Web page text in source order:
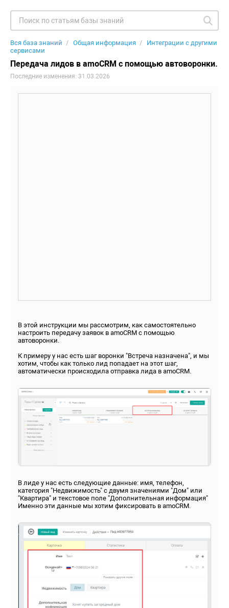
Вся база знаний Общая информация
Интеграции с другими
сервисами
Передача лидов в amoCRM с помощью автоворонки.
Последние изменения: 31.03.2026
В этой инструкции мы рассмотрим, как самостоятельно
настроить передачу заявок в amoCRM с помощью
автоворонки.
К примеру у нас есть шаг воронки "Встреча назначена", и мы
хотим, чтобы как только лид попадает на этот шаг,
автоматически происходила отправка лида в amoCRM.
В лиде у нас есть следующие данные: имя, телефон,
категория "Недвижимость" с двумя значениями "Дом" или
"Квартира" и текстовое поле "Дополнительная информация"
Именно эти данные мы хотим фиксировать в amoCRM.